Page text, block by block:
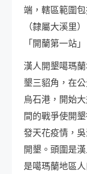
端，轄區範圍
（隸屬大溪里
「開蘭第一站
漢人開墾噶瑪
墾三貂角，在
烏石港，開始
間的戰爭使開
發天花疫情，
開墾。頭圍是
是噶瑪蘭地區